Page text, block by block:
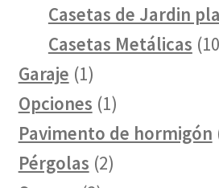
Casetas de Jardin
Casetas Metálicas 10
Garaje 11
producto
Opciones 11
producto
Pavimento de hormigón
Pérgolas 22